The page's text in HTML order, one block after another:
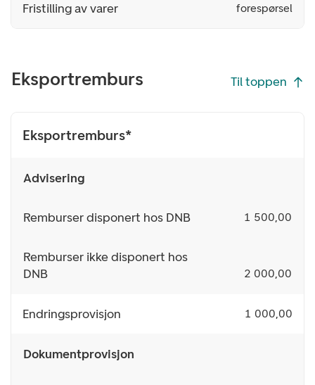
Fristilling av varer
forespørsel
Eksportremburs Til toppen
Eksportremburs*
Advisering
Remburser disponert hos DNB 1 500,00
Remburser ikke disponert hos
DNB
2 000,00
Endringsprovisjon 1 000,00
Dokumentprovisjon